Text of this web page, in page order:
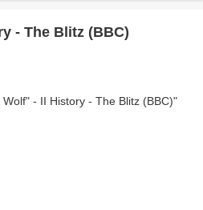
- The Blitz (BBC)